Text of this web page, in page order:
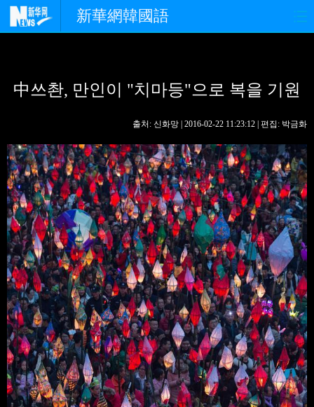
新華網韓國語
경제 사회 포토
핫 TV 문화
연예 관광 오피니언
생생 중국어
中쓰촨, 만인이 "치마등"으로 복을 기원
출처: 신화망 | 2016-02-22 11:23:12 | 편집: 박금화